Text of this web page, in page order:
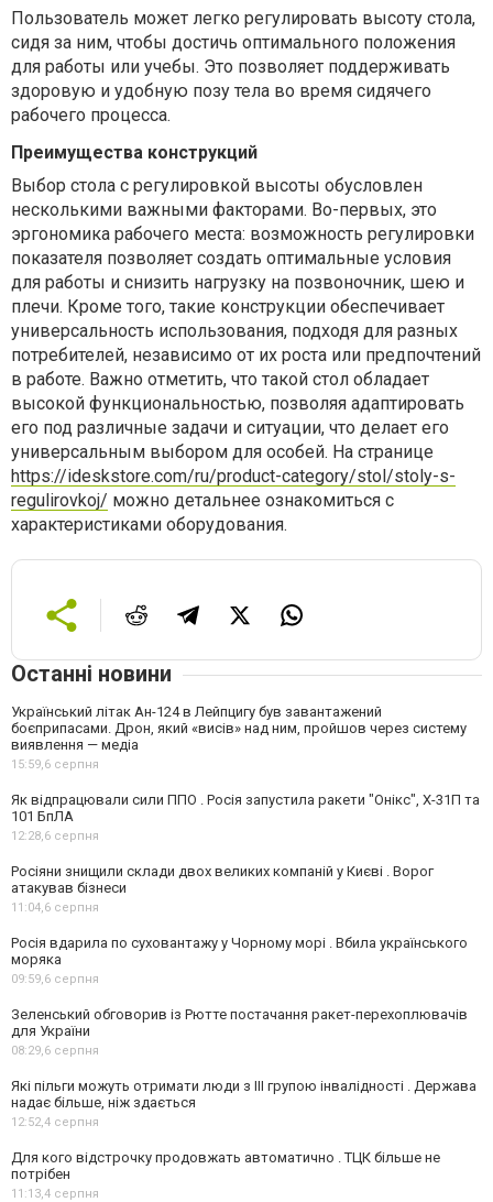
Пользователь может легко регулировать высоту стола,
сидя за ним, чтобы достичь оптимального положения
для работы или учебы. Это позволяет поддерживать
здоровую и удобную позу тела во время сидячего
рабочего процесса.
Преимущества конструкций
Выбор стола с регулировкой высоты обусловлен
несколькими важными факторами. Во-первых, это
эргономика рабочего места: возможность регулировки
показателя позволяет создать оптимальные условия
для работы и снизить нагрузку на позвоночник, шею и
плечи. Кроме того, такие конструкции обеспечивает
универсальность использования, подходя для разных
потребителей, независимо от их роста или предпочтений
в работе. Важно отметить, что такой стол обладает
высокой функциональностью, позволяя адаптировать
его под различные задачи и ситуации, что делает его
универсальным выбором для особей. На странице
https://ideskstore.com/ru/product-category/stol/stoly-s-
regulirovkoj/ можно детальнее ознакомиться с
характеристиками оборудования.
Останні новини
Український літак Ан-124 в Лейпцигу був завантажений
боєприпасами. Дрон, який «висів» над ним, пройшов через систему
виявлення — медіа
15:59,6 серпня
Як відпрацювали сили ППО . Росія запустила ракети "Онікс", Х-31П та
101 БпЛА
12:28,6 серпня
Росіяни знищили склади двох великих компаній у Києві . Ворог
атакував бізнеси
11:04,6 серпня
Росія вдарила по суховантажу у Чорному морі . Вбила українського
моряка
09:59,6 серпня
Зеленський обговорив із Рютте постачання ракет-перехоплювачів
для України
08:29,6 серпня
Які пільги можуть отримати люди з III групою інвалідності . Держава
надає більше, ніж здається
12:52,4 серпня
Для кого відстрочку продовжать автоматично . ТЦК більше не
потрібен
11:13,4 серпня